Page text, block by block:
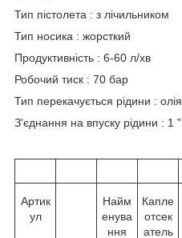
Тип пістолета : з лічильником
Тип носика : жорсткий
Продуктивність : 6-60 л/хв
Робочий тиск : 70 бар
Тип перекачується рідини : олія
З'єднання на впуску рідини : 1 "
Артик
ул
Найм
енува
ння
Капле
отсек
атель